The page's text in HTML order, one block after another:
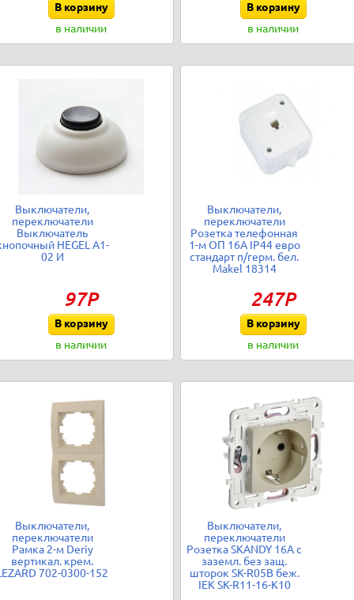
В корзину
в наличии
В корзину
в наличии
Выключатели,
переключатели
Выключатель
HEGEL А1-
02 И
97Р
В корзину
в наличии
Выключатели,
переключатели
Розетка телефонная
1-м ОП 16А IP44 евро
стандарт п/герм. бел.
Makel 18314
247Р
В корзину
в наличии
Выключатели,
переключатели
Рамка 2-м Deriy
вертикал. крем.
702-0300-152
Выключатели,
переключатели
Розетка SKANDY 16А с
заземл. без защ.
шторок SK-R05B беж.
IEK SK-R11-16-K10